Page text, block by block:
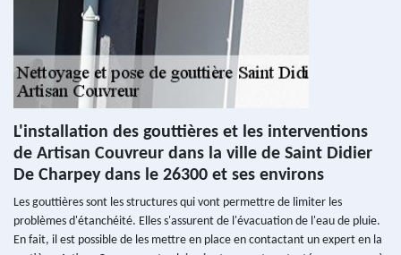
L'installation des gouttières et les interventions
de Artisan Couvreur dans la ville de Saint Didier
De Charpey dans le 26300 et ses environs
Les gouttières sont les structures qui vont permettre de limiter les
problèmes d'étanchéité. Elles s'assurent de l'évacuation de l'eau de pluie.
En fait, il est possible de les mettre en place en contactant un expert en la